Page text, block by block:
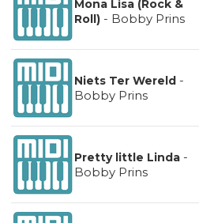
Mona Lisa (Rock &
Roll)- Bobby Prins
Niets Ter Wereld-
Bobby Prins
Pretty little Linda-
Bobby Prins